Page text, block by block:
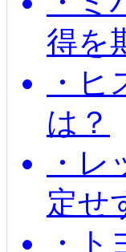
得を
・
は？
・
定せ
・